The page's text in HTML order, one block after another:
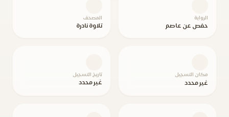
الرواية
حفص عن عاصم
المصحف
تلاوة نادرة
مكان التسجيل
غير محدد
تاريخ التسجيل
غير محدد